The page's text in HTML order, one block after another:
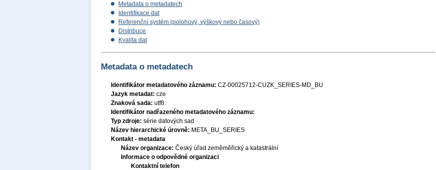
Metadata o metadatech
Identifikace dat
Referenční systém (polohový, výškový nebo časový)
Distribuce
Kvalita dat
Metadata o metadatech
Identifikátor metadatového záznamu: CZ-00025712-CUZK_SERIES-MD_BU
Jazyk metadat: cze
Znaková sada: utf8
Identifikátor nadřazeného metadatového záznamu:
Typ zdroje: série datových sad
Název hierarchické úrovně: META_BU_SERIES
Kontakt - metadata
Název organizace: Český úřad zeměměřický a katastrální
Informace o odpovědné organizaci
Kontaktní telefon